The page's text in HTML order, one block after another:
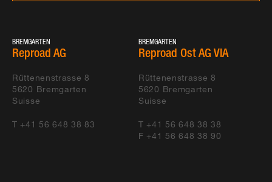
BREMGARTEN
Reproad AG
Rüttenenstrasse 8
5620 Bremgarten
Suisse
T +41 56 648 38 83
BREMGARTEN
Reproad Ost AG VIA
Rüttenenstrasse 8
5620 Bremgarten
Suisse
T +41 56 648 38 38
F +41 56 648 38 90